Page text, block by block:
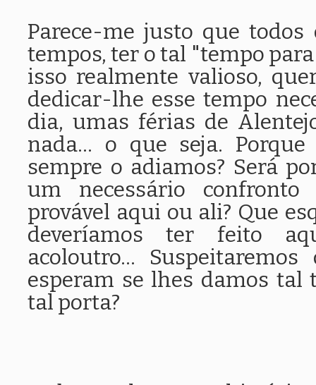
Parece-me justo que
tempos, ter o tal "tempo
isso realmente valioso,
dedicar-lhe esse tempo
dia, umas férias de
nada... o que seja.
sempre o adiamos? Será
um necessário confronto
provável aqui ou ali? Que
deveríamos ter feito
acoloutro...
esperam se lhes damos tal
tal porta?